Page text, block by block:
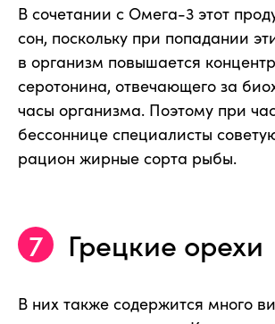
В сочетании с Омега-3 этот
сон, поскольку при попадании
в организм повышается
серотонина, отвечающего за
часы организма. Поэтому при
бессоннице специалисты
рацион жирные сорта рыбы.
Грецкие орехи
В них также содержится много